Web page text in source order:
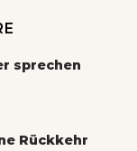
sprechen
Rückkehr